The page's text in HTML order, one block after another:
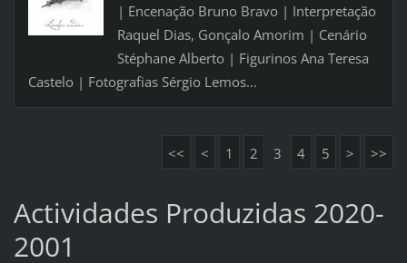
| Encenação Bruno Bravo | Interpretação
Raquel Dias, Gonçalo Amorim | Cenário
Stéphane Alberto | Figurinos Ana Teresa
Castelo | Fotografias Sérgio Lemos...
<< < 1 2 3 4 5 > >>
Actividades Produzidas 2020-
2001